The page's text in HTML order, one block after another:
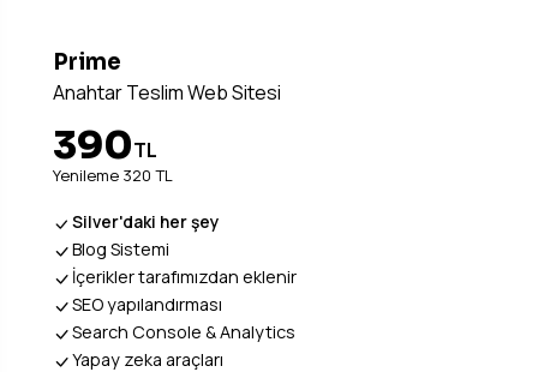
Prime
Anahtar Teslim Web Sitesi
390TL
Yenileme 320 TL
Silver'daki her şey
Blog Sistemi
İçerikler tarafımızdan eklenir
SEO yapılandırması
Search Console & Analytics
Yapay zeka araçları